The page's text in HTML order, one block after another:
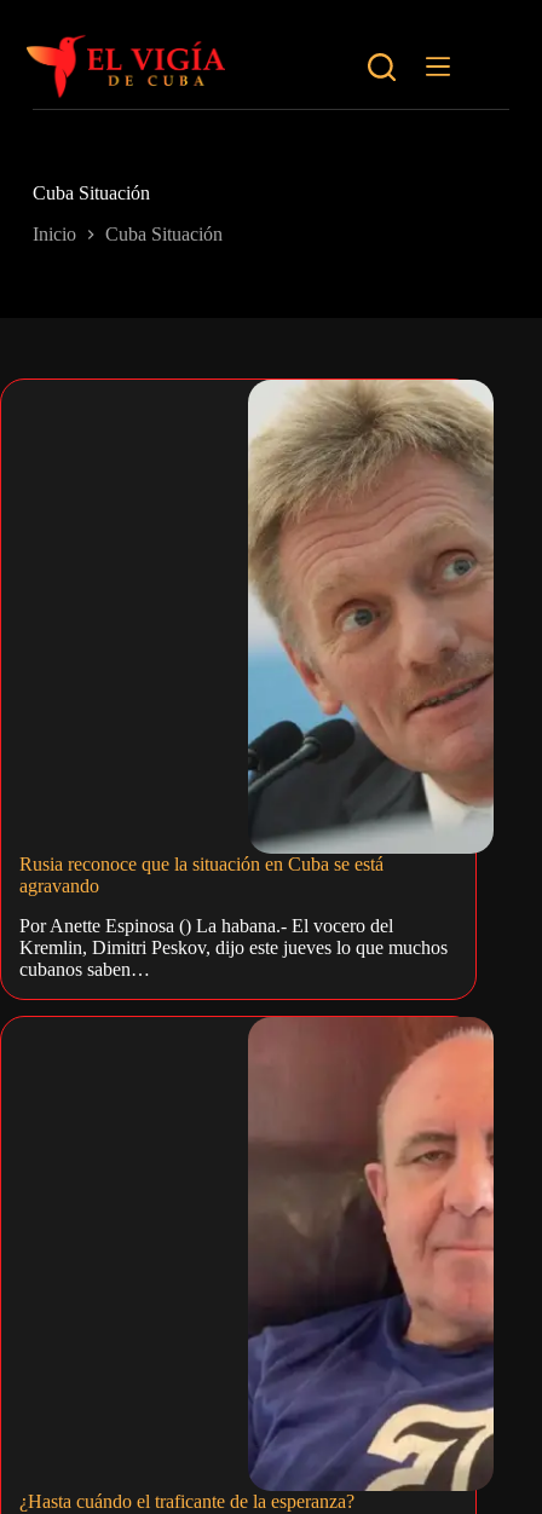
contenido
Cuba Situación
Inicio Cuba Situación
Rusia reconoce que la situación en Cuba se está
agravando
Por Anette Espinosa () La habana.- El vocero del
Kremlin, Dimitri Peskov, dijo este jueves lo que muchos
cubanos saben…
¿Hasta cuándo el traficante de la esperanza?